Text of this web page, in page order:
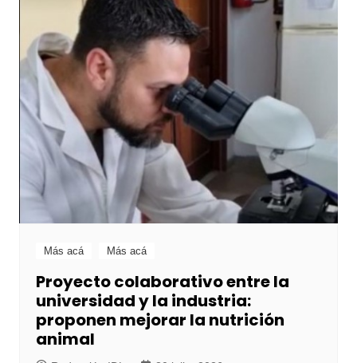
Más acá Más acá
Proyecto colaborativo entre la
universidad y la industria:
proponen mejorar la nutrición
animal